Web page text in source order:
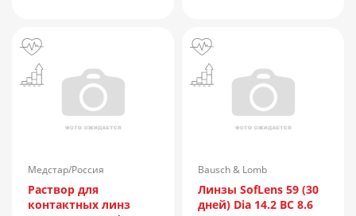
Медстар/Россия
Раствор для
контактных линз
Bausch & Lomb
Линзы SofLens 59 (30
дней) Dia 14.2 BC 8.6